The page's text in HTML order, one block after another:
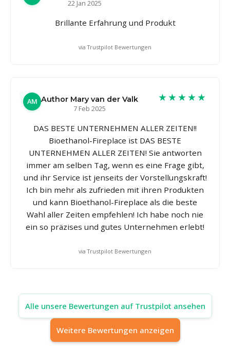
22 Jan 2025
Brillante Erfahrung und Produkt
via Trustpilot Bewertungen
AM Author Mary van der Valk
7 Feb 2025
★★★★★
DAS BESTE UNTERNEHMEN ALLER ZEITEN!!
Bioethanol-Fireplace ist DAS BESTE
UNTERNEHMEN ALLER ZEITEN! Sie antworten
immer am selben Tag, wenn es eine Frage gibt,
und ihr Service ist jenseits der Vorstellungskraft!
Ich bin mehr als zufrieden mit ihren Produkten
und kann Bioethanol-Fireplace als die beste
Wahl aller Zeiten empfehlen! Ich habe noch nie
ein so präzises und gutes Unternehmen erlebt!
via Trustpilot Bewertungen
Alle unsere Bewertungen auf Trustpilot ansehen
Weitere Bewertungen anzeigen